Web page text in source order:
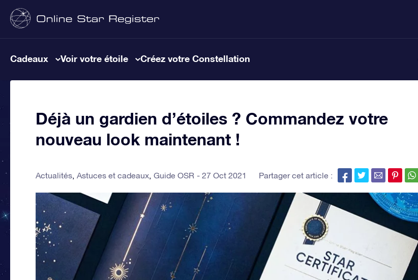
Cadeaux Voir votre étoile Créez votre Constellation
Déjà un gardien d’étoiles ? Commandez votre
nouveau look maintenant !
Actualités Astuces et cadeaux Guide OSR 27 Oct 2021 Partager cet article :